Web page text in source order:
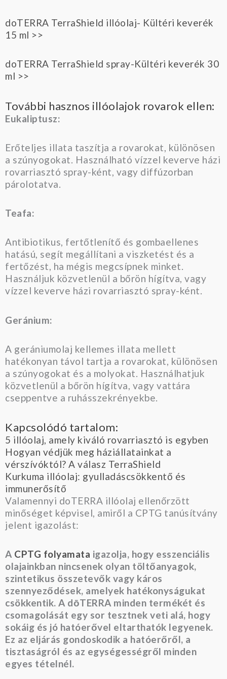
doTERRA TerraShield illóolaj- Kültéri keverék
15 ml >>
doTERRA TerraShield spray-Kültéri keverék 30
ml >>
További hasznos illóolajok rovarok ellen:
Eukaliptusz:
Erőteljes illata taszítja a rovarokat, különösen
a szúnyogokat. Használható vízzel keverve házi
rovarriasztó spray-ként, vagy diffúzorban
párolotatva.
Teafa:
Antibiotikus, fertőtlenítő és gombaellenes
hatású, segít megállítani a viszketést és a
fertőzést, ha mégis megcsípnek minket.
Használjuk közvetlenül a bőrön hígítva, vagy
vízzel keverve házi rovarriasztó spray-ként.
Geránium:
A gerániumolaj kellemes illata mellett
hatékonyan távol tartja a rovarokat, különösen
a szúnyogokat és a molyokat. Használhatjuk
közvetlenül a bőrön hígítva, vagy vattára
cseppentve a ruhásszekrényekbe.
Kapcsolódó tartalom:
5 illóolaj, amely kiváló rovarriasztó is egyben
Hogyan védjük meg háziállatainkat a
vérszívóktól? A válasz TerraShield
Kurkuma illóolaj: gyulladáscsökkentő és
immunerősítő
Valamennyi doTERRA illóolaj ellenőrzött
minőséget képvisel, amiről a CPTG tanúsítvány
jelent igazolást:
A CPTG folyamata igazolja, hogy esszenciális
olajainkban nincsenek olyan töltőanyagok,
szintetikus összetevők vagy káros
szennyeződések, amelyek hatékonyságukat
csökkentik. A dōTERRA minden termékét és
csomagolását egy sor tesztnek veti alá, hogy
sokáig és jó hatóerővel eltarthatók legyenek.
Ez az eljárás gondoskodik a hatóerőről, a
tisztaságról és az egységességről minden
egyes tételnél.